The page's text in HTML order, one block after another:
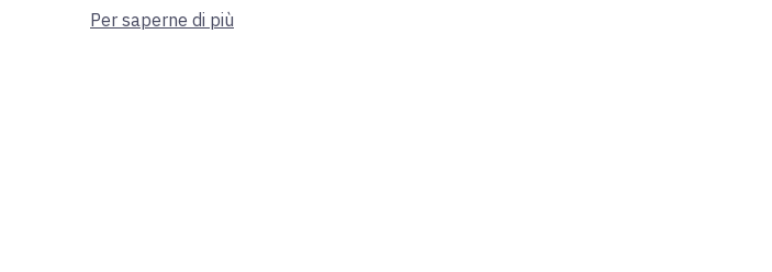
Per saperne di più